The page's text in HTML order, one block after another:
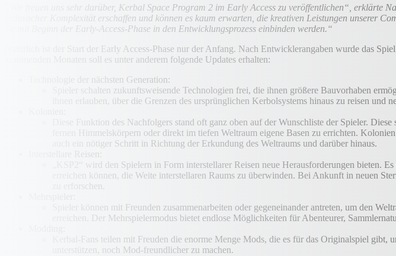
„Wir freuen uns sehr darüber, Kerbal Space Program 2 im Early Access zu veröffentlichen“, erklärte
technischer Komplexität erschaffen und können es kaum erwarten, die kreativen Leistungen unserer
sie mit Beginn der Early-Access-Phase in den Entwicklungsprozess einbinden werden.“
Natürlich ist der Start der Early Access-Phase nur der Anfang. Nach Entwicklerangaben wurde das
kommenden Monaten soll es unter anderem folgende Updates erhalten:
Technologie der nächsten Generation:
Spieler schalten zukunftsweisende Technologien frei, die ihnen größere Bauvorhaben
ihnen erlauben, über die Grenzen des ursprünglichen Kerbolsystems hinaus zu reisen und
Diese Funktion des Nachfolgers stand oft ganz oben auf der Wunschliste der Spieler.
fernen Himmelskörpern oder direkt im tiefen Weltraum eigene Basen zu errichten.
auch ein nötiger Schritt in Richtung der Erkundung des Weltraums und darüber hinaus.
Interstellare Reisen:
„KSP2“ wird den Spielern in Form interstellarer Reisen neue Herausforderungen bieten.
erreichen können, die Weite interstellaren Raums zu überwinden. Bei Ankunft in neuen
zu erforschen.
Spieler können mit Freunden zusammenarbeiten oder gegeneinander antreten, um den
erreichen. Der Mehrspielermodus bietet endlose Möglichkeiten für Abenteurer,
Kerbal-Fans teilen mit Freuden die enorme Menge Mods, die es für das Originalspiel
unterstützen, noch Mod-freundlicher zu machen.